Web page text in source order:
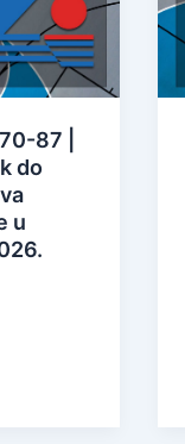
87 |
do
u